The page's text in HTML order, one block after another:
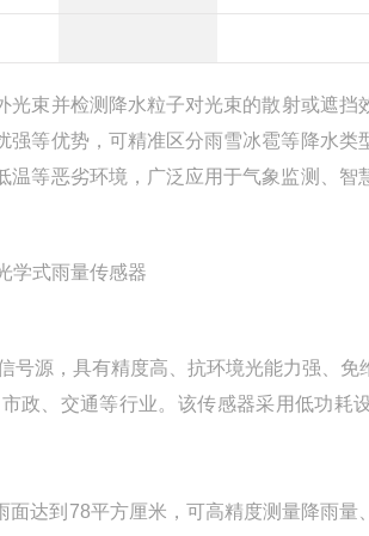
束并检测降水粒子对光束的散射或遮挡
等优势，可精准区分雨雪冰雹等降水类
等恶劣环境，广泛应用于气象监测、智
号源，具有精度高、抗环境光能力强、
政、交通等行业。该传感器采用低功耗
达到78平方厘米，可高精度测量降雨量